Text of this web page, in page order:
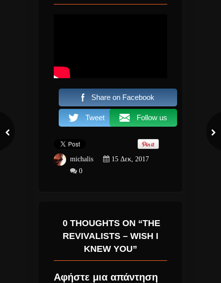
Share on Facebook
Tweet Follow us
michalis
15 Δεκ, 2017
0
0 THOUGHTS ON “THE
REVIVALISTS – WISH I
KNEW YOU”
Αφήστε μια απάντηση